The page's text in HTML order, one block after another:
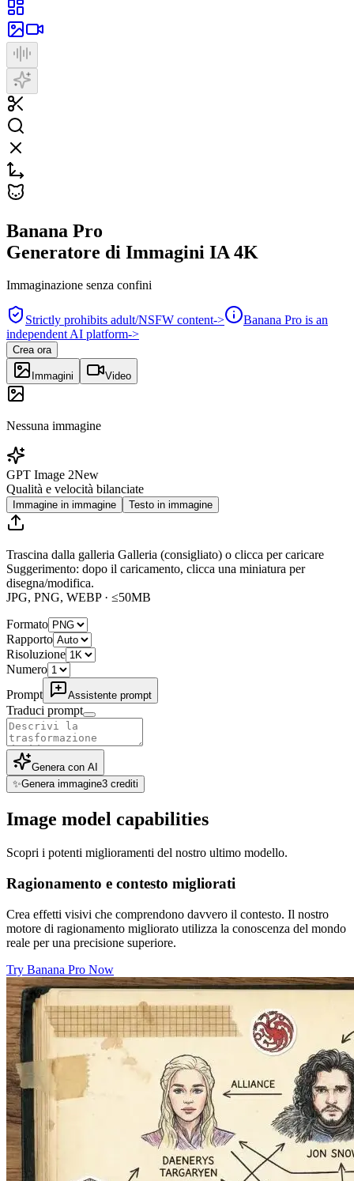
Banana Pro
Generatore di Immagini IA 4K
Immaginazione senza confini
Strictly prohibits adult/NSFW content->
Banana Pro is an
independent AI platform->
Crea ora
Immagini Video
Nessuna immagine
GPT Image 2New
Qualità e velocità bilanciate
Immagine in immagine Testo in immagine
Trascina dalla galleria Galleria (consigliato) o clicca per caricare
Suggerimento: dopo il caricamento, clicca una miniatura per
disegna/modifica.
JPG, PNG, WEBP · ≤50MB
Formato
Rapporto
Risoluzione
Numero
Prompt
Assistente prompt
Traduci prompt
Genera con AI
✨Genera immagine3 crediti
Image model capabilities
Scopri i potenti miglioramenti del nostro ultimo modello.
Ragionamento e contesto migliorati
Crea effetti visivi che comprendono davvero il contesto. Il nostro
motore di ragionamento migliorato utilizza la conoscenza del mondo
reale per una precisione superiore.
Try Banana Pro Now